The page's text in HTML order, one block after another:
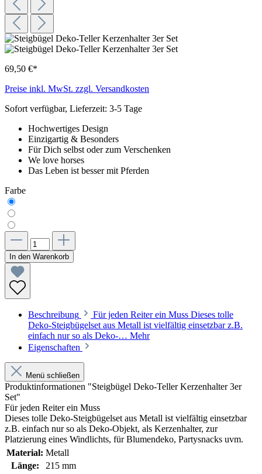
69,50 €*
Preise inkl. MwSt. zzgl. Versandkosten
Sofort verfügbar, Lieferzeit: 3-5 Tage
Hochwertiges Design
Einzigartig & Besonders
Für Dich selbst oder zum Verschenken
We love horses
Das Leben ist besser mit Pferden
Farbe
In den Warenkorb
Beschreibung
Für jeden Reiter ein Muss Dieses tolle
Deko-Steigbügelset aus Metall ist vielfältig einsetzbar z.B.
einfach nur so als Deko-… Mehr
Eigenschaften
Menü schließen
Produktinformationen "Steigbügel Deko-Teller Kerzenhalter 3er
Set"
Für jeden Reiter ein Muss
Dieses tolle Deko-Steigbügelset aus Metall ist vielfältig einsetzbar
z.B. einfach nur so als Deko-Objekt, als Kerzenhalter, zur
Platzierung eines Windlichts, für Blumendeko, Partysnacks uvm.
Material: Metall
Länge:
215 mm